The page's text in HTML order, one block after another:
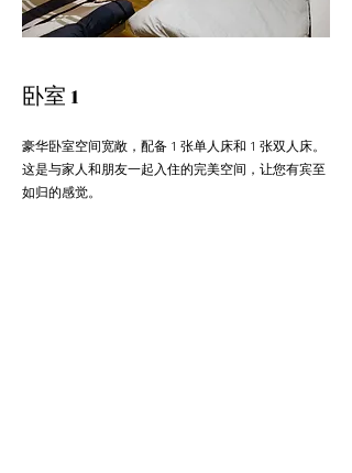
卧室 1
豪华卧室空间宽敞，配备 1 张单人床和 1 张双人床。
这是与家人和朋友一起入住的完美空间，让您有宾至
如归的感觉。